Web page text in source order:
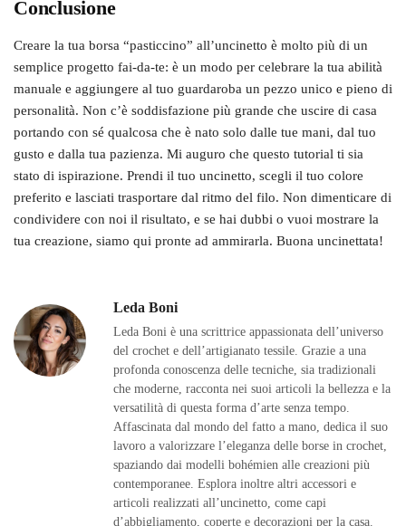
Conclusione
Creare la tua borsa “pasticcino” all’uncinetto è molto più di un
semplice progetto fai-da-te: è un modo per celebrare la tua abilità
manuale e aggiungere al tuo guardaroba un pezzo unico e pieno di
personalità. Non c’è soddisfazione più grande che uscire di casa
portando con sé qualcosa che è nato solo dalle tue mani, dal tuo
gusto e dalla tua pazienza. Mi auguro che questo tutorial ti sia
stato di ispirazione. Prendi il tuo uncinetto, scegli il tuo colore
preferito e lasciati trasportare dal ritmo del filo. Non dimenticare di
condividere con noi il risultato, e se hai dubbi o vuoi mostrare la
tua creazione, siamo qui pronte ad ammirarla. Buona uncinettata!
Leda Boni
Leda Boni è una scrittrice appassionata dell’universo
del crochet e dell’artigianato tessile. Grazie a una
profonda conoscenza delle tecniche, sia tradizionali
che moderne, racconta nei suoi articoli la bellezza e la
versatilità di questa forma d’arte senza tempo.
Affascinata dal mondo del fatto a mano, dedica il suo
lavoro a valorizzare l’eleganza delle borse in crochet,
spaziando dai modelli bohémien alle creazioni più
contemporanee. Esplora inoltre altri accessori e
articoli realizzati all’uncinetto, come capi
d’abbigliamento, coperte e decorazioni per la casa.